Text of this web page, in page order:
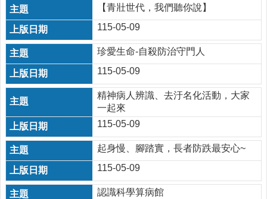
時
間
表
法
規
查
詢
站
連
結
相
關
【青壯世代，我們聽你說】
115-05-09
珍愛生命-自殺防治守門人
115-05-09
精神病人辨識、去汙名化活動，大家
一起來
115-05-09
起身慢、腳踏實，長者防跌最安心~
115-05-09
認識科學算病館